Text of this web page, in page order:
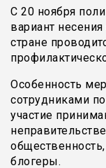
С 20 ноября
вариант
стране
Особенность
сотрудниками
участие
блогеры.